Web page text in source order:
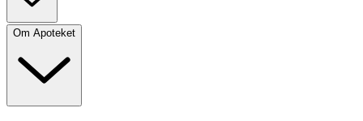
Om Apoteket